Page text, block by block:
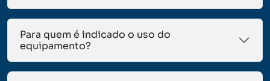
Para quem é indicado o uso do
equipamento?